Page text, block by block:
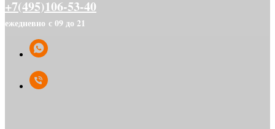
+7(495)106-53-40
ежедневно с 09 до 21